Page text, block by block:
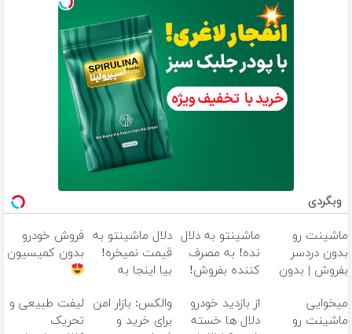
وبگردی
ماشینت رو
بدون دردسر
بفروش | بدون
ماشینتو به دلال
نده! به مصرف
کننده بفروش!
یک تماس
دلال ماشینتو به
قیمت نمیخره!
بیا اینجا به
بفروش*فقط
خریدار واقعی*
فروش خودرو
بدون کمیسیون
میخوایی
ماشینت رو
از بازدید خودرو
دلال ها خسته
والکس: بازار امن
برای خرید و
لیفت طبیعی و
تحریک